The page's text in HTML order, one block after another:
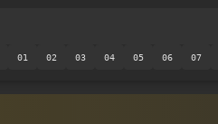
01 02 03 04 05 06 07